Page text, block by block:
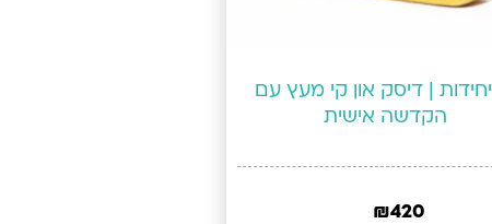
12 יחידות | דיסק און קי מעץ עם
הקדשה אישית
₪420